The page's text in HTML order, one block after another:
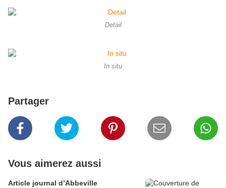
Detail
In situ
Partager
Vous aimerez aussi
Article journal d’Abbeville